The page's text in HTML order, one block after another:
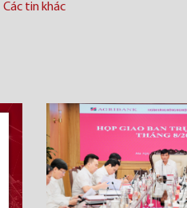
Các tin khác